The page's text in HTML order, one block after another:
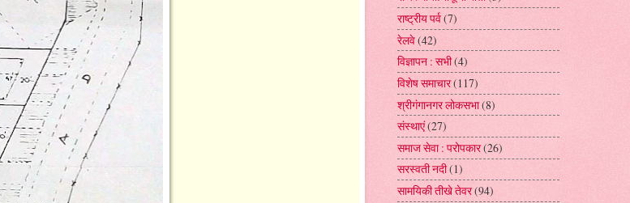
राष्ट्रीय पर्व(7)
रेलवे(42)
विज्ञापन : सभी(4)
विशेष समाचार(117)
श्रीगंगानगर लोकसभा(8)
संस्थाएं(27)
समाज सेवा : परोपकार(26)
सरस्वती नदी(1)
सामयिकी तीखे तेवर(94)